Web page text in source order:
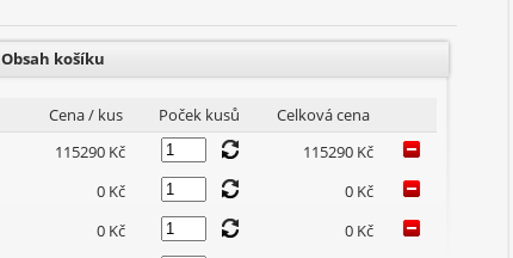
Obsah košíku
Cena / kus Poček kusů
Celková cena
115290 Kč
115290 Kč
0 Kč
0 Kč
0 Kč
0 Kč